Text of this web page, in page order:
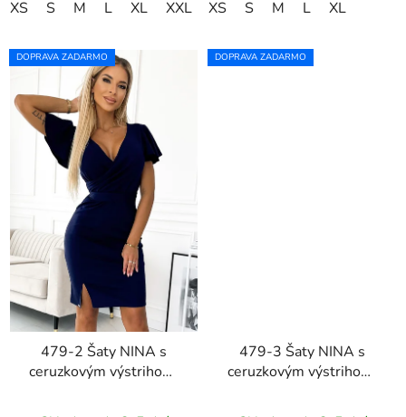
XS S M L XL XXL XS S M L XL
DOPRAVA ZADARMO
479-2 Šaty NINA s
ceruzkovým výstrihom,
tmavomodré
DOPRAVA ZADARMO
479-3 Šaty NINA s
ceruzkovým výstrihom,
červené